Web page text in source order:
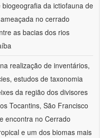
da ictiofauna de
no cerrado
as bacias dos rios
realização de inventários,
estudos de taxonomia
da região dos divisores
Tocantins, São Francisco
encontra no Cerrado
e um dos biomas mais